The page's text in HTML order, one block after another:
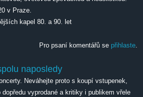
v Praze.
kapel 80. a 90. let
Pro psaní komentářů se přihlaste.
naposledy
Neváhejte proto s koupí vstupenek,
vyprodané a kritiky i publikem vřele